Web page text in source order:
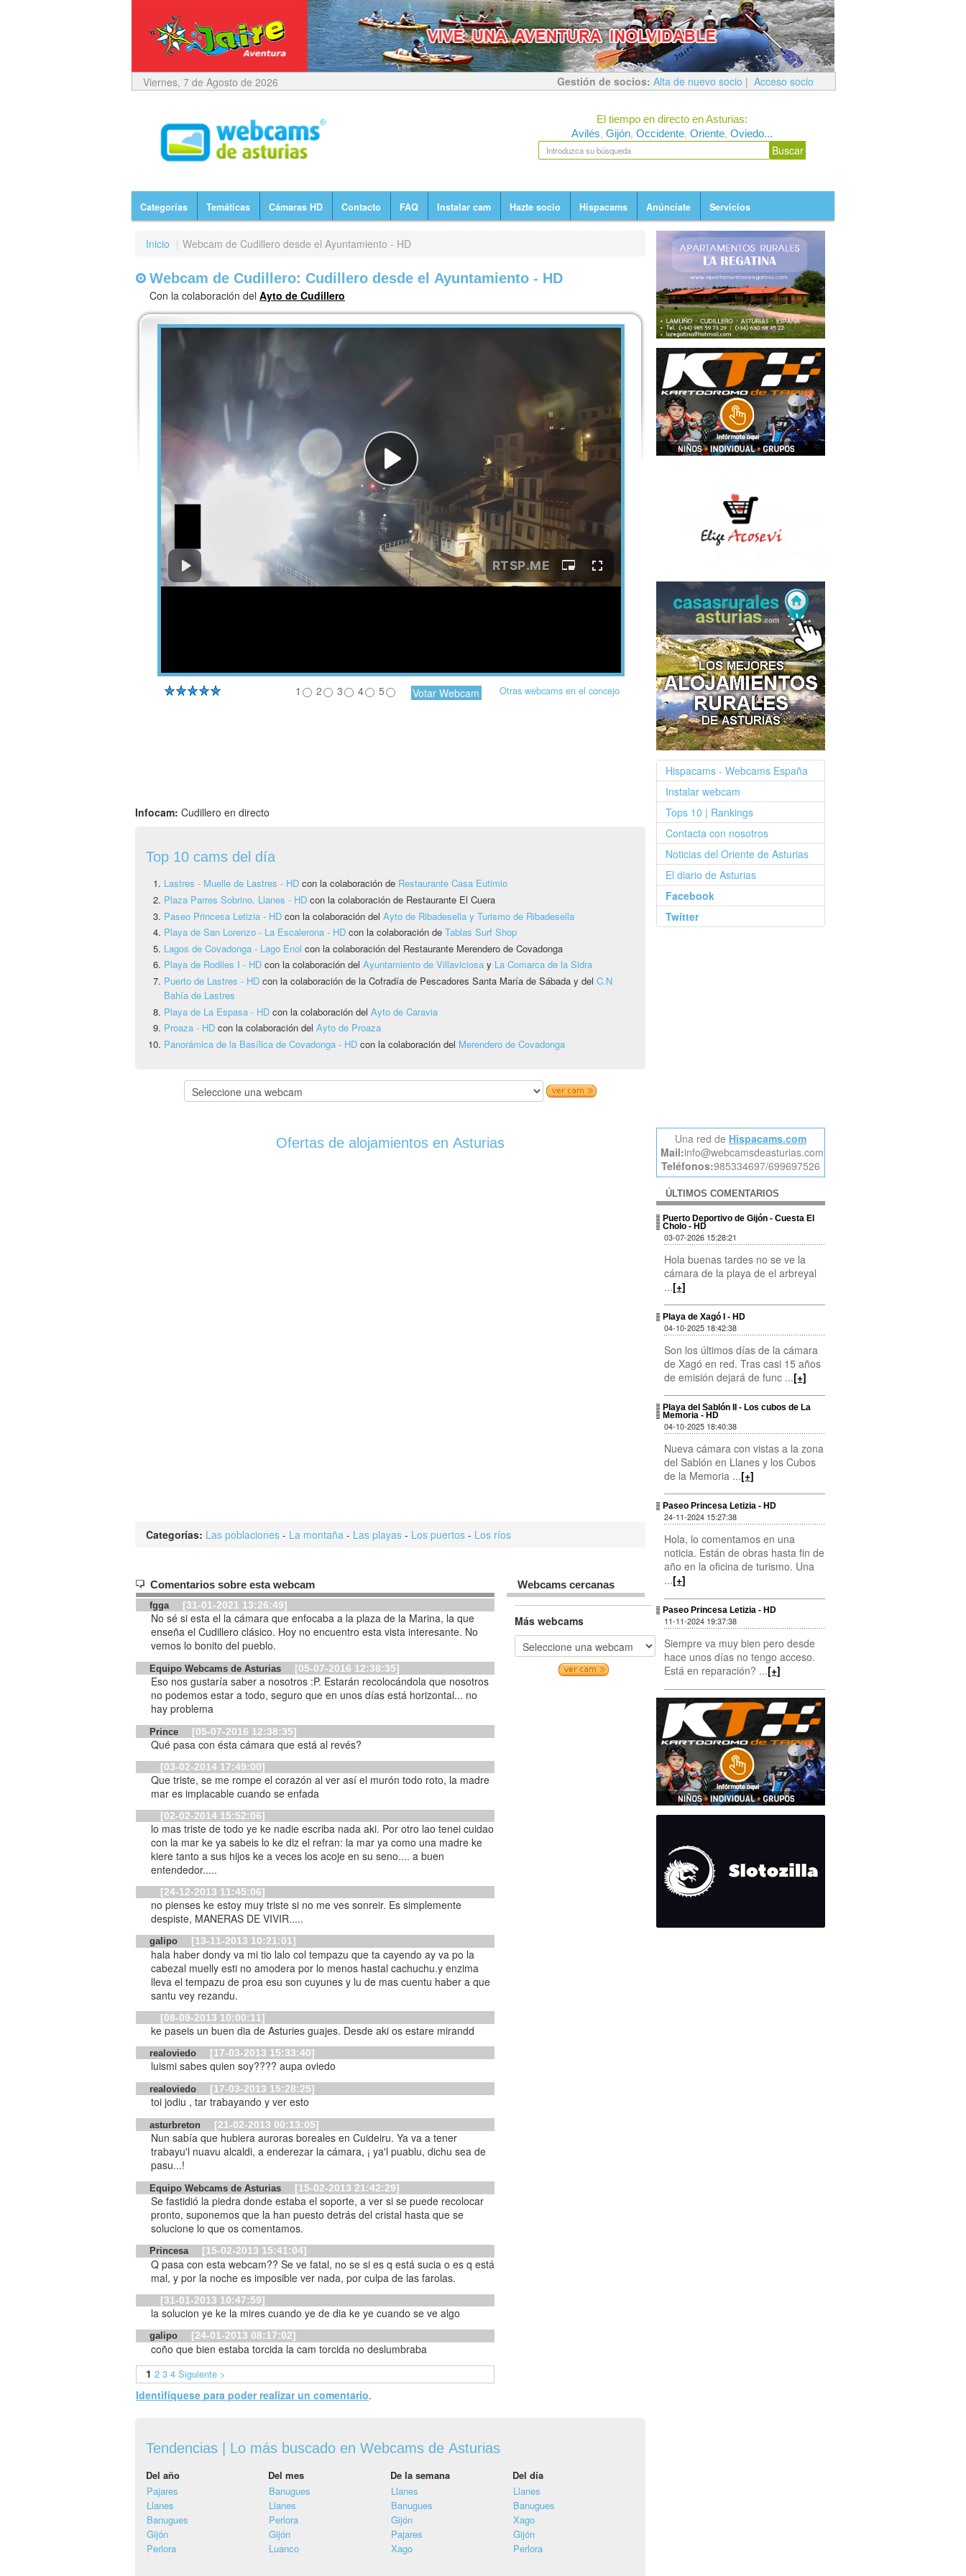
Viernes, 7 de Agosto de 2026 Acceso socio
Gestión de socios: Alta de nuevo socio |
El tiempo en directo en Asturias:
Avilés, Gijón, Occidente, Oriente, Oviedo...
Categorías Temáticas Cámaras HD Contacto FAQ Instalar cam Hazte socio Hispacams Anúnciate Servicios
Inicio | Webcam de Cudillero desde el Ayuntamiento - HD
Webcam de Cudillero: Cudillero desde el Ayuntamiento - HD
Con la colaboración del Ayto de Cudillero
1 2 3 4 5 Otras webcams en el concejo
Infocam: Cudillero en directo
Top 10 cams del día
Lastres - Muelle de Lastres - HD con la colaboración de Restaurante Casa Eutimio
Plaza Parres Sobrino, Llanes - HD con la colaboración de Restaurante El Cuera
Paseo Princesa Letizia - HD con la colaboración del Ayto de Ribadesella y Turismo de Ribadesella
Playa de San Lorenzo - La Escalerona - HD con la colaboración de Tablas Surf Shop
Lagos de Covadonga - Lago Enol con la colaboración del Restaurante Merendero de Covadonga
Playa de Rodiles I - HD con la colaboración del Ayuntamiento de Villaviciosa y La Comarca de la Sidra
Puerto de Lastres - HD con la colaboración de la Cofradía de Pescadores Santa María de Sábada y del C.N
Bahía de Lastres
Playa de La Espasa - HD con la colaboración del Ayto de Caravia
Proaza - HD con la colaboración del Ayto de Proaza
Panorámica de la Basílica de Covadonga - HD con la colaboración del Merendero de Covadonga
Ofertas de alojamientos en Asturias
Categorías: Las poblaciones - La montaña - Las playas - Los puertos - Los ríos
Comentarios sobre esta webcam
fgga [31-01-2021 13:26:49]
No sé si esta el la cámara que enfocaba a la plaza de la Marina, la que
enseña el Cudillero clásico. Hoy no encuentro esta vista interesante. No
vemos lo bonito del pueblo.
Equipo Webcams de Asturias [05-07-2016 12:38:35]
Eso nos gustaría saber a nosotros :P. Estarán recolocándola que nosotros
no podemos estar a todo, seguro que en unos días está horizontal... no
hay problema
Prince [05-07-2016 12:38:35]
Qué pasa con ésta cámara que está al revés?
[03-02-2014 17:49:00]
Que triste, se me rompe el corazón al ver así el murón todo roto, la madre
mar es implacable cuando se enfada
[02-02-2014 15:52:06]
lo mas triste de todo ye ke nadie escriba nada aki. Por otro lao tenei cuidao
con la mar ke ya sabeis lo ke diz el refran: la mar ya como una madre ke
kiere tanto a sus hijos ke a veces los acoje en su seno.... a buen
entendedor.....
[24-12-2013 11:45:06]
no pienses ke estoy muy triste si no me ves sonreir. Es simplemente
despiste, MANERAS DE VIVIR.....
galipo [13-11-2013 10:21:01]
hala haber dondy va mi tio lalo col tempazu que ta cayendo ay va po la
cabezal muelly esti no amodera por lo menos hastal cachuchu.y enzima
lleva el tempazu de proa esu son cuyunes y lu de mas cuentu haber a que
santu vey rezandu.
[08-09-2013 10:00:11]
ke paseis un buen dia de Asturies guajes. Desde aki os estare mirandd
realoviedo [17-03-2013 15:33:40]
luismi sabes quien soy???? aupa oviedo
realoviedo [17-03-2013 15:28:25]
toi jodiu , tar trabayando y ver esto
asturbreton [21-02-2013 00:13:05]
Nun sabía que hubiera auroras boreales en Cuideiru. Ya va a tener
trabayu'l nuavu alcaldi, a enderezar la cámara, ¡ ya'l puablu, dichu sea de
pasu...!
Equipo Webcams de Asturias [15-02-2013 21:42:29]
Se fastidió la piedra donde estaba el soporte, a ver si se puede recolocar
pronto, suponemos que la han puesto detrás del cristal hasta que se
solucione lo que os comentamos.
Princesa [15-02-2013 15:41:04]
Q pasa con esta webcam?? Se ve fatal, no se si es q está sucia o es q está
mal, y por la noche es imposible ver nada, por culpa de las farolas.
[31-01-2013 10:47:59]
la solucion ye ke la mires cuando ye de dia ke ye cuando se ve algo
galipo [24-01-2013 08:17:02]
coño que bien estaba torcida la cam torcida no deslumbraba
1 2 3 4 Siguiente >
Identifíquese para poder realizar un comentario.
Webcams cercanas
Más webcams
Tendencias | Lo más buscado en Webcams de Asturias
Del año Del mes De la semana
Del día
Pajares
Llanes
Banugues
Gijón
Perlora
Banugues
Llanes
Perlora
Gijón
Luanco
Llanes
Banugues
Gijón
Pajares
Xago
Llanes
Banugues
Xago
Gijón
Perlora
Hispacams - Webcams España
Instalar webcam
Tops 10 | Rankings
Contacta con nosotros
Noticias del Oriente de Asturias
El diario de Asturias
Facebook
Twitter
Una red de Hispacams.com
Mail:info@webcamsdeasturias.com
Teléfonos:985334697/699697526
ÚLTIMOS COMENTARIOS
Puerto Deportivo de Gijón - Cuesta El
Cholo - HD
03-07-2026 15:28:21
Hola buenas tardes no se ve la
cámara de la playa de el arbreyal
...[+]
Playa de Xagó I - HD
04-10-2025 18:42:38
Son los últimos días de la cámara
de Xagó en red. Tras casi 15 años
de emisión dejará de func ...[+]
Playa del Sablón II - Los cubos de La
Memoria - HD
04-10-2025 18:40:38
Nueva cámara con vistas a la zona
del Sablón en Llanes y los Cubos
de la Memoria ...[+]
Paseo Princesa Letizia - HD
24-11-2024 15:27:38
Hola, lo comentamos en una
noticia. Están de obras hasta fin de
año en la oficina de turismo. Una
...[+]
Paseo Princesa Letizia - HD
11-11-2024 19:37:38
Siempre va muy bien pero desde
hace unos días no tengo acceso.
Está en reparación? ...[+]